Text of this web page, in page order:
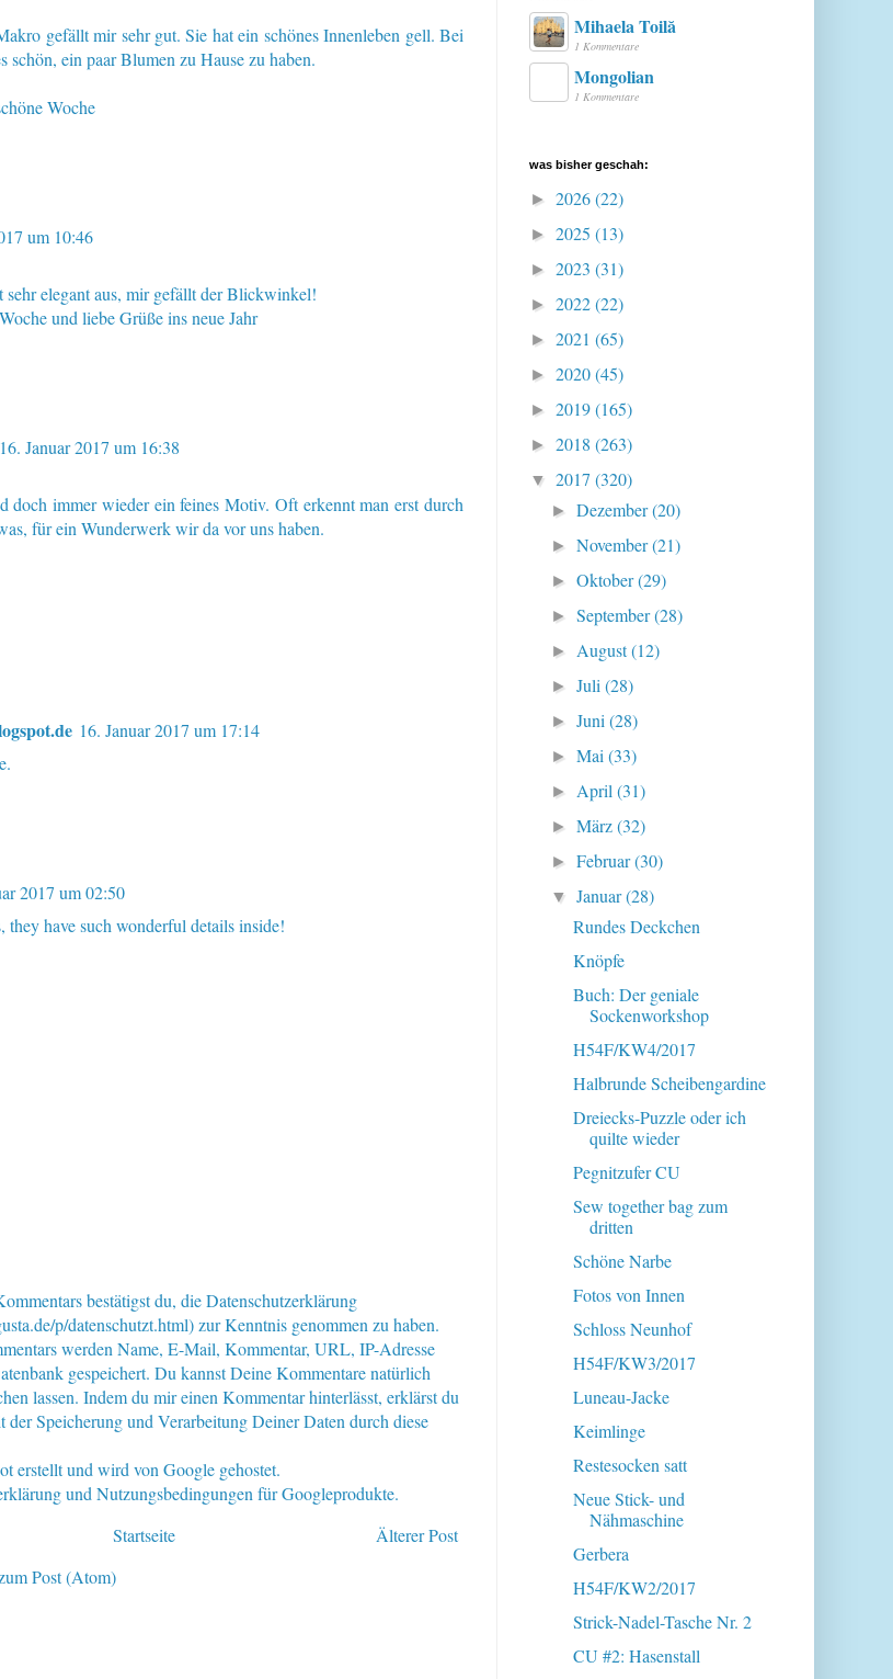
gefällt mir sehr gut. Sie hat ein schönes Innenleben gell. Bei
schön, ein paar Blumen zu Hause zu haben.
Woche
um 10:46
sehr elegant aus, mir gefällt der Blickwinkel!
und liebe Grüße ins neue Jahr
16. Januar 2017 um 16:38
doch immer wieder ein feines Motiv. Oft erkennt man erst durch
für ein Wunderwerk wir da vor uns haben.
16. Januar 2017 um 17:14
2017 um 02:50
they have such wonderful details inside!
bestätigst du, die Datenschutzerklärung
p/datenschutzt.html) zur Kenntnis genommen zu haben.
werden Name, E-Mail, Kommentar, URL, IP-Adresse
gespeichert. Du kannst Deine Kommentare natürlich
lassen. Indem du mir einen Kommentar hinterlässt, erklärst du
Speicherung und Verarbeitung Deiner Daten durch diese
erstellt und wird von Google gehostet.
und Nutzungsbedingungen für Googleprodukte.
Älterer Post
Startseite
Post (Atom)
Mihaela Toilă
1 Kommentare
Mongolian
1 Kommentare
was bisher geschah:
► 2026(22)
► 2025 (13)
► 2023 (31)
► 2022(22)
► 2021 (65)
► 2020(45)
► 2019(165)
► 2018 (263)
▼ 2017 (320)
►Dezember(20)
►November(21)
►Oktober(29)
►September(28)
► August(12)
►Juli(28)
►Juni(28)
►Mai(33)
► April(31)
►März(32)
►Februar(30)
▼Januar(28)
Rundes Deckchen
Knöpfe
Buch: Der geniale
Sockenworkshop
H54F/KW4/2017
Halbrunde Scheibengardine
Dreiecks-Puzzle oder ich
quilte wieder
Pegnitzufer CU
Sew together bag zum
dritten
Schöne Narbe
Fotos von Innen
Schloss Neunhof
H54F/KW3/2017
Luneau-Jacke
Keimlinge
Restesocken satt
Neue Stick- und
Nähmaschine
Gerbera
H54F/KW2/2017
Strick-Nadel-Tasche Nr. 2
CU #2: Hasenstall